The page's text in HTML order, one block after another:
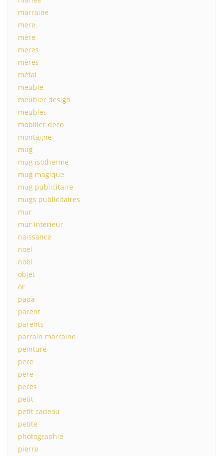
marraine
mere
mère
meres
mères
métal
meuble
meubler design
meubles
mobilier deco
montagne
mug
mug isotherme
mug magique
mug publicitaire
mugs publicitaires
mur
mur interieur
naissance
noel
noël
objet
or
papa
parent
parents
parrain marraine
peinture
pere
père
peres
petit
petit cadeau
petite
photographie
pierre